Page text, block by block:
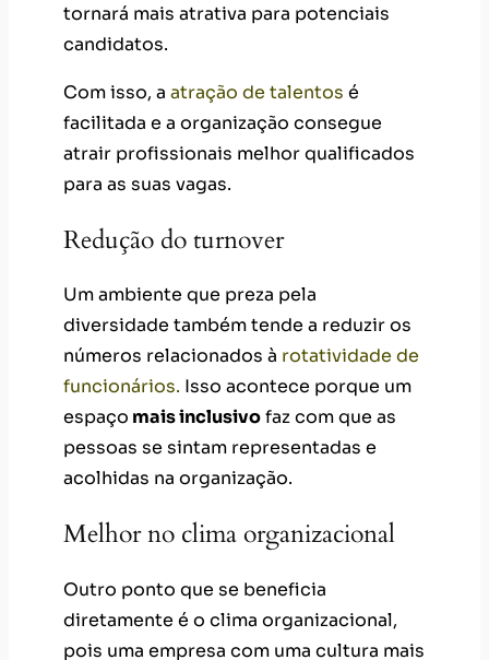
tornará mais atrativa para potenciais
candidatos.
Com isso, a atração de talentos é
facilitada e a organização consegue
atrair profissionais melhor qualificados
para as suas vagas.
Redução do turnover
Um ambiente que preza pela
diversidade também tende a reduzir os
números relacionados à rotatividade de
funcionários. Isso acontece porque um
espaço mais inclusivofaz com que as
pessoas se sintam representadas e
acolhidas na organização.
Melhor no clima organizacional
Outro ponto que se beneficia
diretamente é o clima organizacional,
pois uma empresa com uma cultura mais